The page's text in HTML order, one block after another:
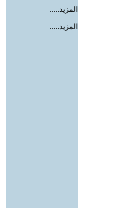
المزيد.....
المزيد.....